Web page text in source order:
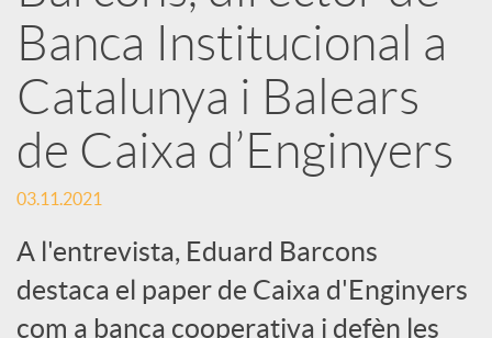
e
s
S
o
c
Banca Institucional a
Catalunya i Balears
de Caixa d’Enginyers
03.11.2021
A l'entrevista, Eduard Barcons
destaca el paper de Caixa d'Enginyers
com a banca cooperativa i defèn les